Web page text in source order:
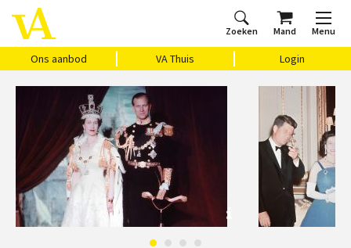
Zoeken Mand Menu
Ons aanbod VA Thuis Login
Home
Ons aanbod
Agenda
VAthuis
Over ons
Vragen?
Cadeaubon